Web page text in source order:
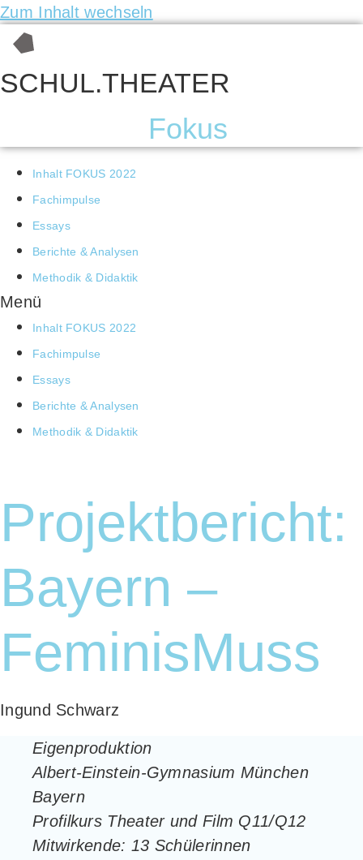
Zum Inhalt wechseln
SCHUL.THEATER
Fokus
Inhalt FOKUS 2022
Fach­im­pul­se
Essays
Berich­te & Analysen
Metho­dik & Didaktik
Menü
Inhalt FOKUS 2022
Fach­im­pul­se
Essays
Berich­te & Analysen
Metho­dik & Didaktik
Projektbericht:
Bayern –
FeminisMuss
Ingund Schwarz
Eigen­pro­duk­ti­on
Albert-Ein­stein-Gym­na­si­um Mün­chen
Bay­ern
Pro­fil­kurs Thea­ter und Film Q11/Q12
Mit­wir­ken­de: 13 Schü­le­rin­nen